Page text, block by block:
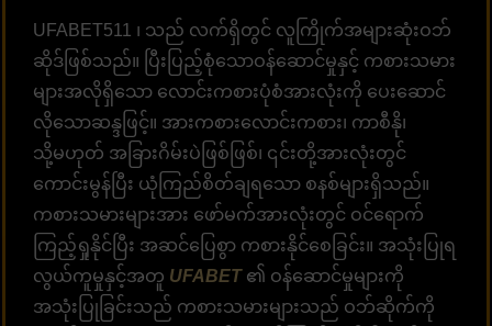
UFABET511 ၊ သည် လက်ရှိတွင် လူကြိုက်အများဆုံးဝဘ်
ဆိုဒ်ဖြစ်သည်။ ပြီးပြည့်စုံသောဝန်ဆောင်မှုနှင့် ကစားသမား
များအလိုရှိသော လောင်းကစားပုံစံအားလုံးကို ပေးဆောင်
လိုသောဆန္ဒဖြင့်။ အားကစားလောင်းကစား၊ ကာစီနို၊
သို့မဟုတ် အခြားဂိမ်းပဲဖြစ်ဖြစ်၊ ၎င်းတို့အားလုံးတွင်
ကောင်းမွန်ပြီး ယုံကြည်စိတ်ချရသော စနစ်များရှိသည်။
ကစားသမားများအား ဖော်မက်အားလုံးတွင် ဝင်ရောက်
ကြည့်ရှုနိုင်ပြီး အဆင်ပြေစွာ ကစားနိုင်စေခြင်း။ အသုံးပြုရ
လွယ်ကူမှုနှင့်အတူ UFABET၏ ဝန်ဆောင်မှုများကို
အသုံးပြုခြင်းသည် ကစားသမားများသည် ဝဘ်ဆိုက်ကို